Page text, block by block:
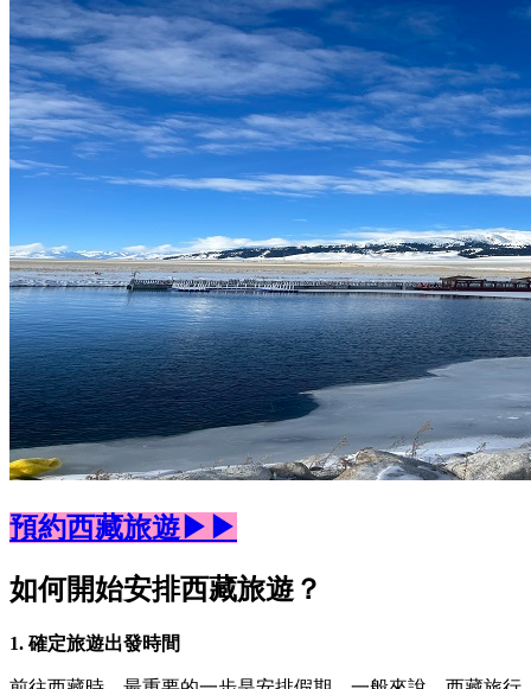
預約西藏旅遊▶▶
如何開始安排西藏旅遊？
1. 確定旅遊出發時間